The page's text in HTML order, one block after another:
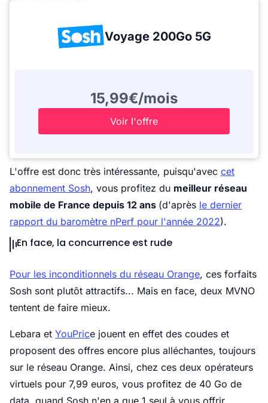
Voyage 200Go 5G
15,99€/mois
Voir l'offre
L'offre est donc très intéressante, puisqu'avec cet
abonnement Sosh, vous profitez du meilleur réseau
mobile de France depuis 12 ans (d'après le dernier
rapport du baromètre nPerf pour l'année 2022).
En face, la concurrence est rude
Pour les inconditionnels du réseau Orange, ces forfaits
Sosh sont plutôt attractifs... Mais en face, deux MVNO
tentent de faire mieux.
Lebara et YouPrice jouent en effet des coudes et
proposent des offres encore plus alléchantes, toujours
sur le réseau Orange. Ainsi, chez ces deux opérateurs
virtuels pour 7,99 euros, vous profitez de 40 Go de